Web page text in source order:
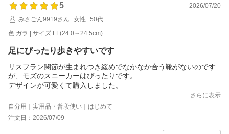
5
2026/07/20
みさごん9919さん
女性
50代
色:ガラ | サイズ:LL(24.0～24.5cm)
足にぴったり歩きやすいです
リスフラン関節が生まれつき緩めでなかなか合う靴がないのです
が、モズのスニーカーはぴったりです。
デザインが可愛くて購入しました。
さらに表示
自分用｜実用品・普段使い｜はじめて
注文日：2026/07/09